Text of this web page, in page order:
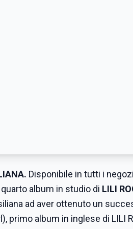
Disponibile in tutti i
quarto album in studio di LILI
ad aver ottenuto un
primo album in inglese di LILI